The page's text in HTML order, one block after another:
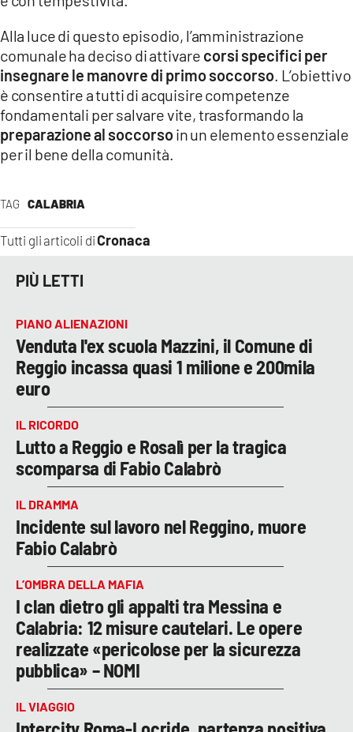
TAG CALABRIA
Tutti gli articoli diCronaca
Alla luce di questo episodio, l’amministrazione
comunale ha deciso di attivare corsi specifici per
insegnare le manovre di primo soccorso . L’obiettivo
è consentire a tutti di acquisire competenze
fondamentali per salvare vite, trasformando la
preparazione al soccorsoin un elemento essenziale
per il bene della comunità.
PIÙ LETTI
PIANO ALIENAZIONI
Venduta l'ex scuola Mazzini, il Comune di
Reggio incassa quasi 1 milione e 200mila
euro
IL RICORDO
Lutto a Reggio e Rosalì per la tragica
scomparsa di Fabio Calabrò
IL DRAMMA
Incidente sul lavoro nel Reggino, muore
Fabio Calabrò
L’OMBRA DELLA MAFIA
I clan dietro gli appalti tra Messina e
Calabria: 12 misure cautelari. Le opere
realizzate «pericolose per la sicurezza
pubblica» – NOMI
IL VIAGGIO